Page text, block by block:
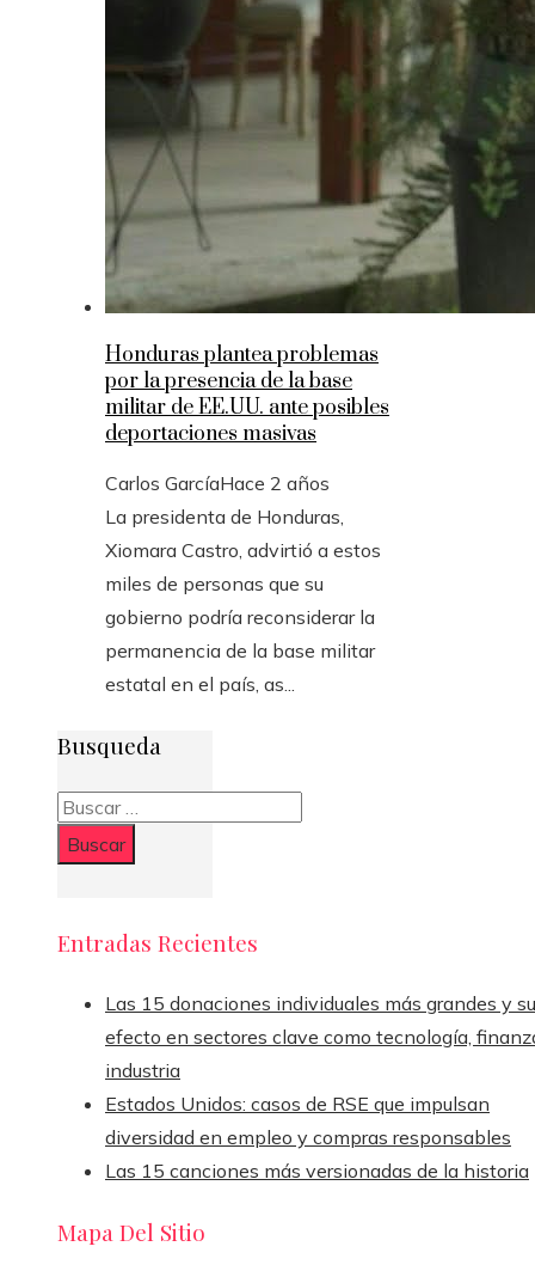
Honduras plantea problemas
por la presencia de la base
militar de EE.UU. ante posibles
deportaciones masivas
Carlos GarcíaHace 2 años
La presidenta de Honduras,
Xiomara Castro, advirtió a estos
miles de personas que su
gobierno podría reconsiderar la
permanencia de la base militar
estatal en el país, as...
Busqueda
Buscar:
Entradas Recientes
Las 15 donaciones individuales más grandes y su
efecto en sectores clave como tecnología,
industria
Estados Unidos: casos de RSE que impulsan
diversidad en empleo y compras responsables
Las 15 canciones más versionadas de la historia
Mapa Del Sitio